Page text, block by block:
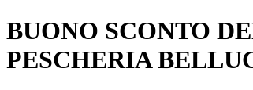
BUONO SCONTO
PESCHERIA